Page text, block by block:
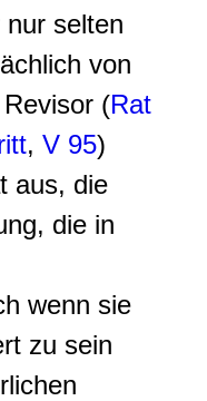
selten
von
(Rat
, V 95)
aus, die
die in
wenn sie
zu sein